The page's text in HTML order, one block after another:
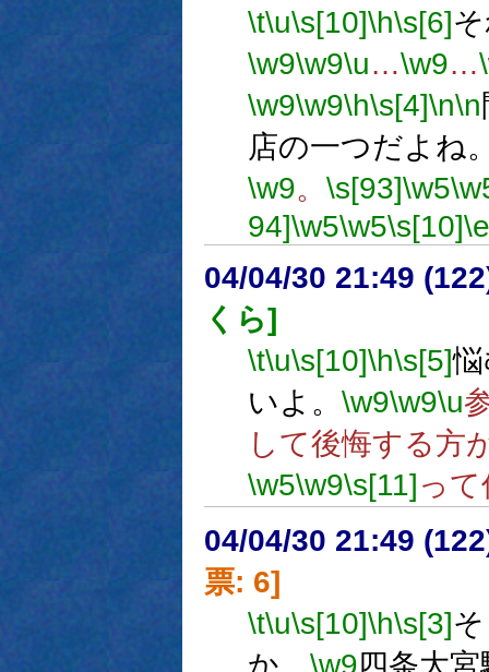
\t\u\s[10]\h\s[6]
\w9\w9\u…\w9…
\w9\w9\h\s[4]\n\n
店の一つだよね
\w9。 \s[93]\w5
94]\w5\w5\s[10]\e
04/04/30 21:49
くら]
\t\u\s[10]\h\s[5]
いよ。 \w9\w9\u
して後悔する方
\w5\w9\s[11] っ
04/04/30 21:49
票: 6]
\t\u\s[10]\h\s[3]
か、 \w9四条大